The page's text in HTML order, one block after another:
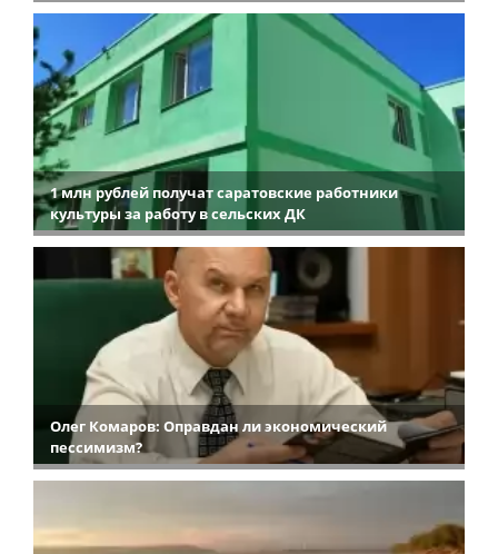
1 млн рублей получат саратовские работники
культуры за работу в сельских ДК
Олег Комаров: Оправдан ли экономический
пессимизм?